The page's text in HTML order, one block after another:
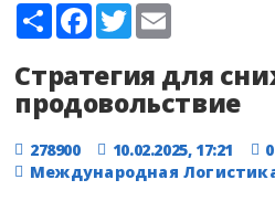
ShareFacebook
Twitter
Стратегия для
продовольствие
278900 10.02.2025, 17:21
0
Международная